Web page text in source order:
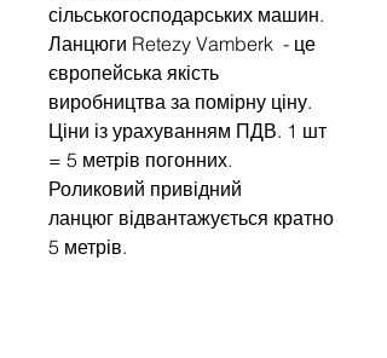
сільськогосподарських машин.
Ланцюги Retezy Vamberk - це
європейська якість
виробництва за помірну ціну.
Ціни із урахуванням ПДВ. 1 шт
= 5 метрів погонних.
Роликовий привідний
ланцюг відвантажується кратно
5 метрів.